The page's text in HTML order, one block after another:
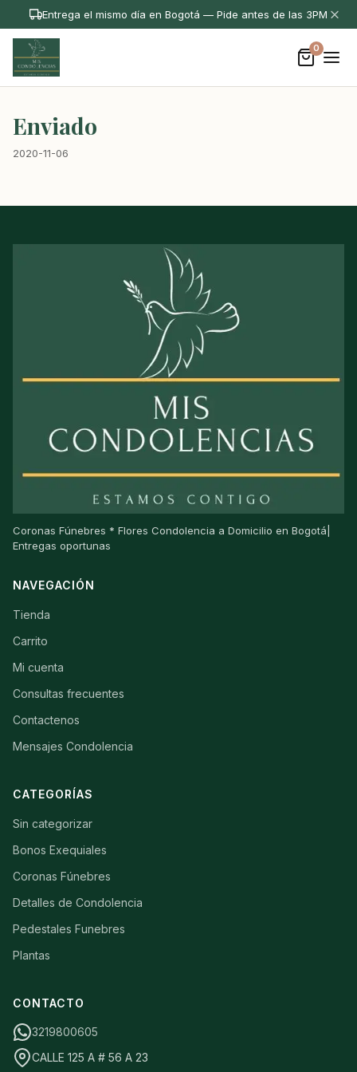
Entrega el mismo día en Bogotá — Pide antes de las 3PM
0
Enviado
2020-11-06
Coronas Fúnebres * Flores Condolencia a Domicilio en Bogotá|
Entregas oportunas
NAVEGACIÓN
Tienda
Carrito
Mi cuenta
Consultas frecuentes
Contactenos
Mensajes Condolencia
CATEGORÍAS
Sin categorizar
Bonos Exequiales
Coronas Fúnebres
Detalles de Condolencia
Pedestales Funebres
Plantas
CONTACTO
3219800605
CALLE 125 A # 56 A 23